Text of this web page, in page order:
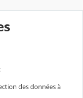
des données à